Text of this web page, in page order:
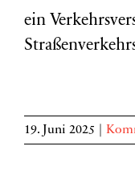
ein
19. Juni 2025